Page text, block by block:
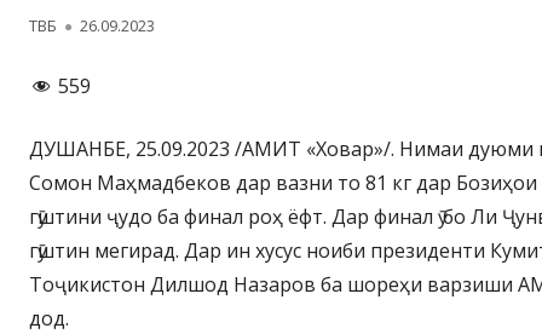
Автор
ТВБ Опубликовано
26.09.2023
559
ДУШАНБЕ, 25.09.2023 /АМИТ «Ховар»/. Нимаи дуюми
Сомон Маҳмадбеков дар вазни то 81 кг дар
гӯштини ҷудо ба финал роҳ ёфт. Дар финал ӯ бо Ли
гӯштин мегирад. Дар ин хусус ноиби президенти
Тоҷикистон Дилшод Назаров ба шореҳи варзиши
дод.